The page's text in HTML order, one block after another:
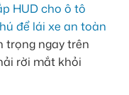
HUD cho ô tô
để lái xe an toàn
trọng ngay trên
rời mắt khỏi